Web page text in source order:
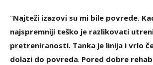
"Najteži izazovi su mi bile povrede.
najspremniji teško je razlikovati
pretreniranosti. Tanka je linija i vrlo
dolazi do povreda. Pored dobre